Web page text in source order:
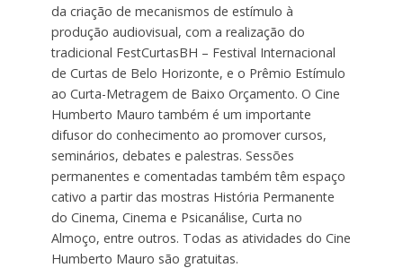
da criação de mecanismos de estímulo à
produção audiovisual, com a realização do
tradicional FestCurtasBH – Festival Internacional
de Curtas de Belo Horizonte, e o Prêmio Estímulo
ao Curta-Metragem de Baixo Orçamento. O Cine
Humberto Mauro também é um importante
difusor do conhecimento ao promover cursos,
seminários, debates e palestras. Sessões
permanentes e comentadas também têm espaço
cativo a partir das mostras História Permanente
do Cinema, Cinema e Psicanálise, Curta no
Almoço, entre outros. Todas as atividades do Cine
Humberto Mauro são gratuitas.